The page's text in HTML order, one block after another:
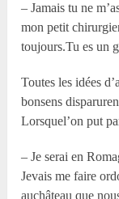
– Jamais tu ne
mon petit
toujours.Tu es un
Toutes les idées
bonsens
Lorsquel’on put
– Je serai en
Jevais me faire
auchâteau que